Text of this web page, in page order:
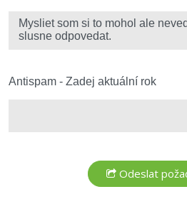
Fórum
Kybernetická bezpečnost
Antispam - Zadej aktuální rok